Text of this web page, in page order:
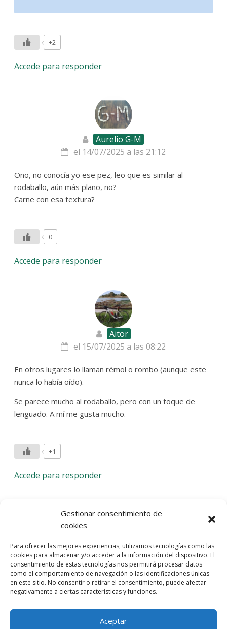
Gestionar consentimiento de
cookies
Para ofrecer las mejores experiencias, utilizamos tecnologías como las
cookies para almacenar y/o acceder a la información del dispositivo. El
consentimiento de estas tecnologías nos permitirá procesar datos
como el comportamiento de navegación o las identificaciones únicas
en este sitio. No consentir o retirar el consentimiento, puede afectar
negativamente a ciertas características y funciones.
Aceptar
+2
Accede para responder
Aurelio G-M
el 14/07/2025 a las 21:12
Oño, no conocía yo ese pez, leo que es similar al
rodaballo, aún más plano, no?
Carne con esa textura?
0
Accede para responder
Aitor
el 15/07/2025 a las 08:22
En otros lugares lo llaman rémol o rombo (aunque este
nunca lo había oído).
Se parece mucho al rodaballo, pero con un toque de
lenguado. A mí me gusta mucho.
+1
Accede para responder
Deja una respuesta
comentario.
Entra con tu red social
He leído y acepto laPolítica de Privacidad